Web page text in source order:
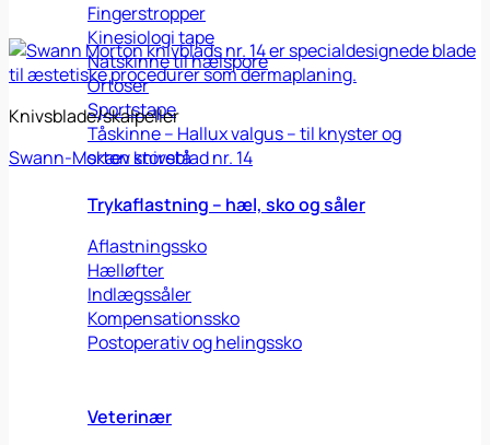
Fingerstropper
Kinesiologi tape
Natskinne til hælspore
Ortoser
Sportstape
Tåskinne – Hallux valgus – til knyster og
skæv storetå
Trykaflastning – hæl, sko og såler
Aflastningssko
Hælløfter
Indlægssåler
Kompensationssko
Postoperativ og helingssko
Veterinær
Knivsblade/skalpeller
Swann-Morton knivsblad nr. 14